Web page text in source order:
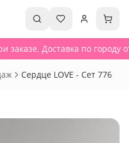
Доставка по городу
Сердце LOVE - Сет 776